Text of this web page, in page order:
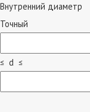
Внутренний диаметр
Точный
≤ d ≤